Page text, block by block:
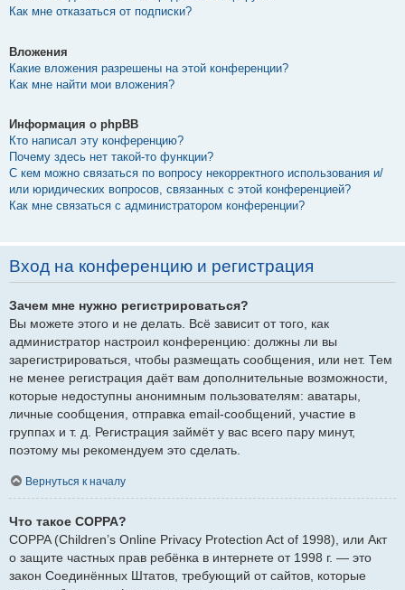
Как мне отказаться от подписки?
Вложения
Какие вложения разрешены на этой конференции?
Как мне найти мои вложения?
Информация о phpBB
Кто написал эту конференцию?
Почему здесь нет такой-то функции?
С кем можно связаться по вопросу некорректного использования и/
или юридических вопросов, связанных с этой конференцией?
Как мне связаться с администратором конференции?
Вход на конференцию и регистрация
Зачем мне нужно регистрироваться?
Вы можете этого и не делать. Всё зависит от того, как
администратор настроил конференцию: должны ли вы
зарегистрироваться, чтобы размещать сообщения, или нет. Тем
не менее регистрация даёт вам дополнительные возможности,
которые недоступны анонимным пользователям: аватары,
личные сообщения, отправка email-сообщений, участие в
группах и т. д. Регистрация займёт у вас всего пару минут,
поэтому мы рекомендуем это сделать.
Вернуться к началу
Что такое COPPA?
COPPA (Children’s Online Privacy Protection Act of 1998), или Акт
о защите частных прав ребёнка в интернете от 1998 г. — это
закон Соединённых Штатов, требующий от сайтов, которые